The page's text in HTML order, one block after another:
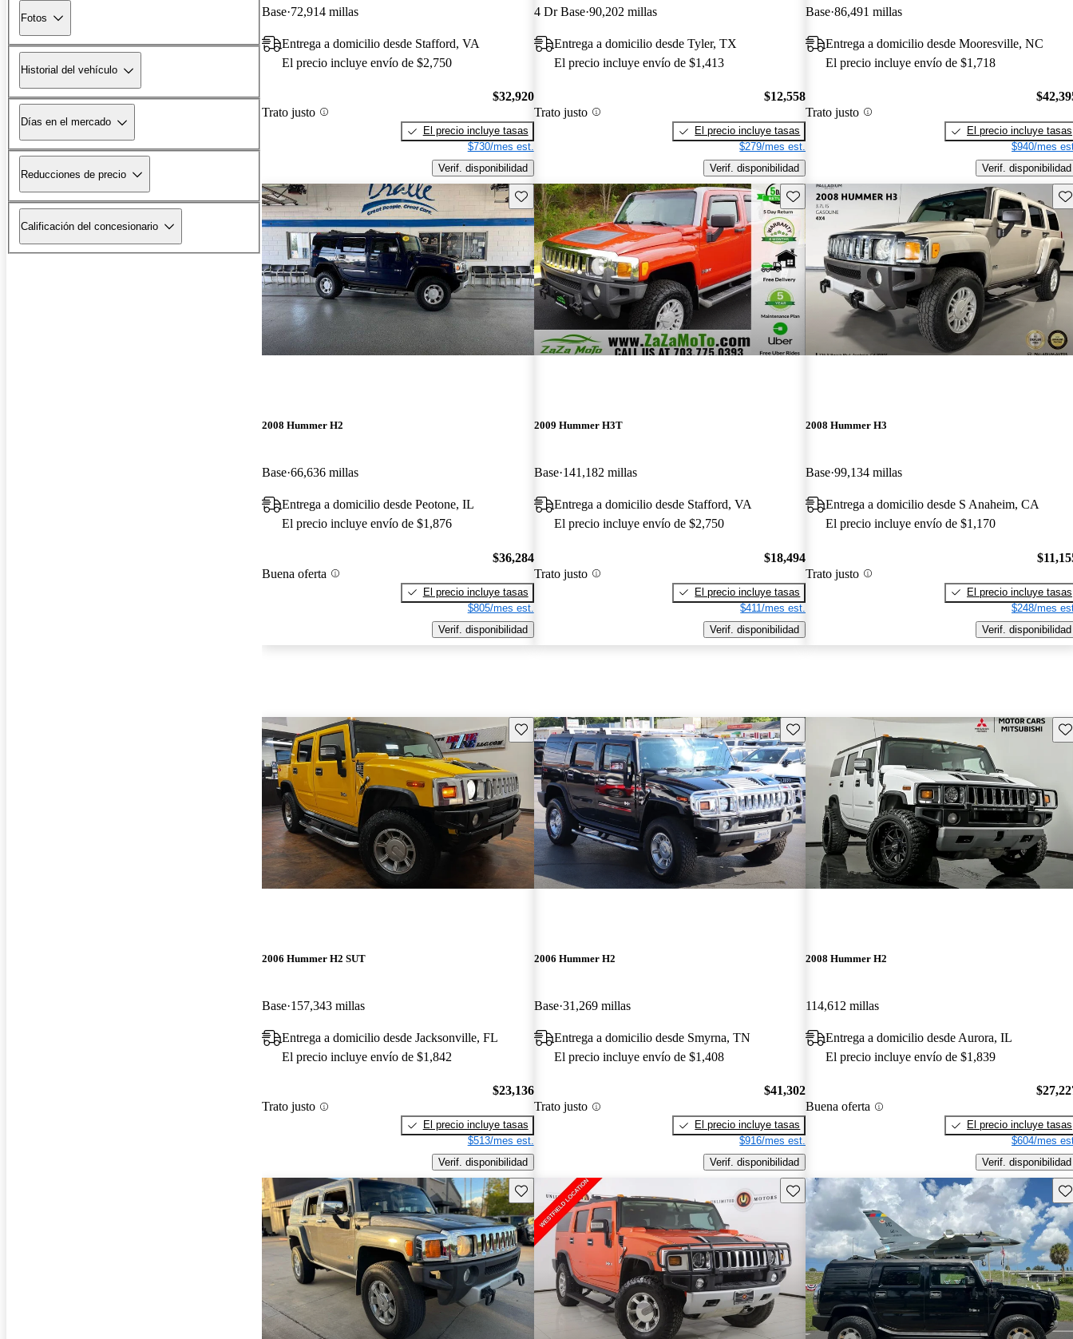
Fotos
Historial del vehículo
Días en el mercado
Reducciones de precio
Calificación del concesionario
Base 72,914 millas
Entrega a domicilio desde Stafford, VA
El precio incluye envío de $2,750
Trato justo
$32,920
El precio incluye tasas
$730/mes est.
Verif. disponibilidad
4 Dr Base 90,202 millas
Entrega a domicilio desde Tyler, TX
El precio incluye envío de $1,413
Trato justo
$12,558
El precio incluye tasas
$279/mes est.
Verif. disponibilidad
Base 86,491 millas
Entrega a domicilio desde Mooresville, NC
El precio incluye envío de $1,718
Trato justo
El precio incluye tasas
$940/mes
Verif. disponibilidad
Guarda este Aviso
2008 Hummer H2
Base 66,636 millas
Entrega a domicilio desde Peotone, IL
El precio incluye envío de $1,876
Buena oferta
$36,284
El precio incluye tasas
$805/mes est.
Verif. disponibilidad
Guarda este Aviso
2009 Hummer H3T
Base 141,182 millas
Entrega a domicilio desde Stafford, VA
El precio incluye envío de $2,750
Trato justo
$18,494
El precio incluye tasas
$411/mes est.
Verif. disponibilidad
2008 Hummer H3
Base 99,134 millas
Entrega a domicilio desde S Anaheim, CA
El precio incluye envío de $1,170
Trato justo
El precio incluye tasas
$248/mes
Verif. disponibilidad
Guarda este Aviso
2006 Hummer H2 SUT
Base 157,343 millas
Entrega a domicilio desde Jacksonville, FL
El precio incluye envío de $1,842
Trato justo
$23,136
El precio incluye tasas
$513/mes est.
Verif. disponibilidad
Guarda este Aviso
2006 Hummer H2
Base 31,269 millas
Entrega a domicilio desde Smyrna, TN
El precio incluye envío de $1,408
Trato justo
$41,302
El precio incluye tasas
$916/mes est.
Verif. disponibilidad
2008 Hummer H2
114,612 millas
Entrega a domicilio desde Aurora, IL
El precio incluye envío de $1,839
Buena oferta
El precio incluye tasas
$604/mes
Verif. disponibilidad
Guarda este Aviso Guarda este Aviso